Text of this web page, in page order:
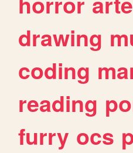
drawing
coding
reading
furry ocs